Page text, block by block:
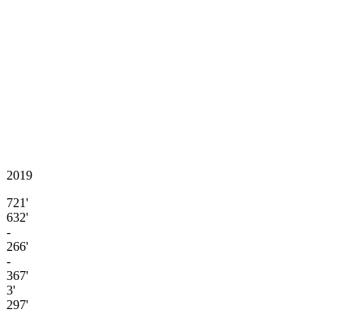
2019
721'
632'
-
266'
-
367'
3'
297'